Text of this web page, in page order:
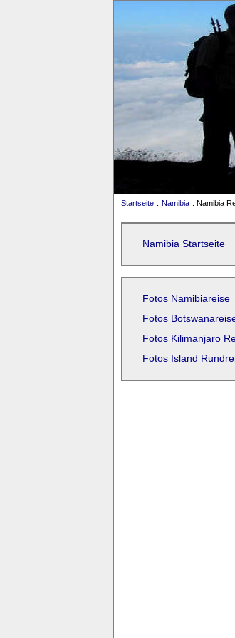
Startseite : Namibia : Namibia
Namibia Startseite
Fotos Namibiareise
Fotos
Fotos Kilimanjaro
Fotos Island